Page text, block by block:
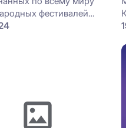
фестивалей
конкурсы